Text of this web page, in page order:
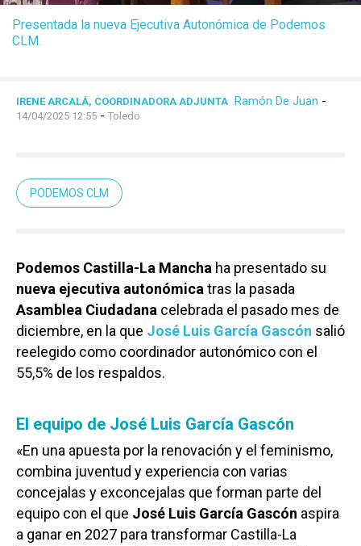
Presentada la nueva Ejecutiva Autonómica de Podemos
CLM.
IRENE ARCALÁ, COORDINADORA ADJUNTA Ramón De Juan -
14/04/2025 12:55 - Toledo
PODEMOS CLM
Podemos Castilla-La Mancha ha presentado su
nueva ejecutiva autonómicatras la pasada
Asamblea Ciudadana celebrada el pasado mes de
diciembre, en la que José Luis García Gascón salió
reelegido como coordinador autonómico con el
55,5% de los respaldos.
El equipo de José Luis García Gascón
«En una apuesta por la renovación y el feminismo,
combina juventud y experiencia con varias
concejalas y exconcejalas que forman parte del
equipo con el que José Luis García Gascón aspira
a ganar en 2027 para transformar Castilla-La